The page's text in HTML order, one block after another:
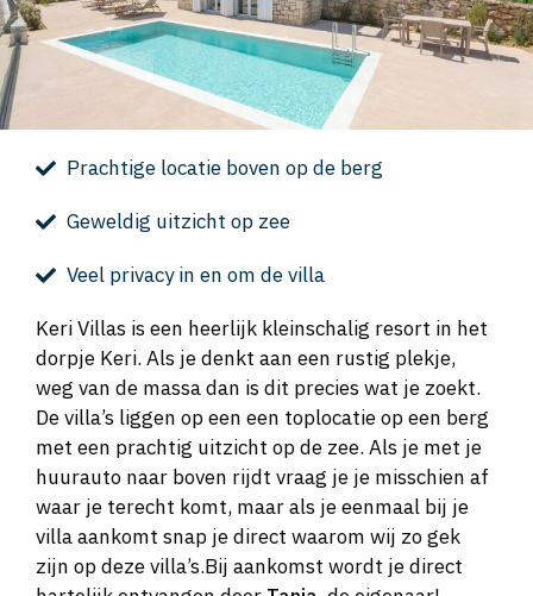
Prachtige locatie boven op de berg
Geweldig uitzicht op zee
Veel privacy in en om de villa
Keri Villas is een heerlijk kleinschalig resort in het
dorpje Keri. Als je denkt aan een rustig plekje,
weg van de massa dan is dit precies wat je zoekt.
De villa’s liggen op een een toplocatie op een berg
met een prachtig uitzicht op de zee. Als je met je
huurauto naar boven rijdt vraag je je misschien af
waar je terecht komt, maar als je eenmaal bij je
villa aankomt snap je direct waarom wij zo gek
zijn op deze villa’s.Bij aankomst wordt je direct